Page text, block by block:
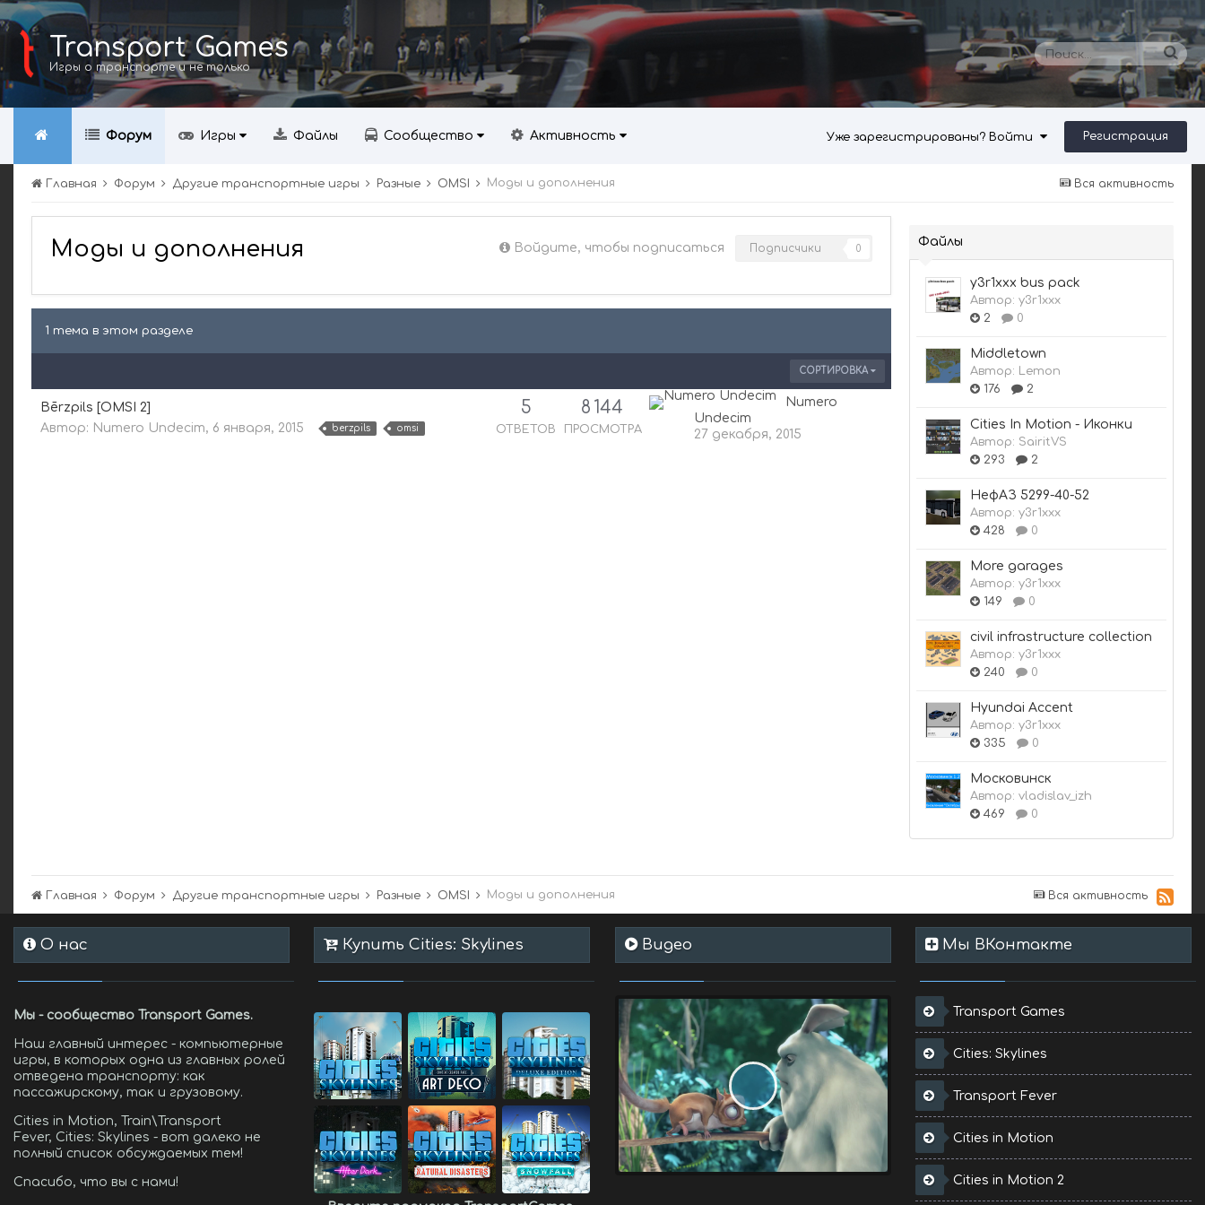
Transport Games
Игры о транспорте и не только
Уже зарегистрированы? Войти Регистрация
Форум Игры Файлы Сообщество Активность
Вся активность
Главная Форум Другие транспортные игры Разные OMSI Моды и дополнения
Моды и дополнения Войдите, чтобы подписаться Подписчики 0
1 тема в этом разделе
СОРТИРОВКА
Bērzpils [OMSI 2]
Автор: Numero Undecim, 6 января, 2015 berzpils omsi
5
ОТВЕТОВ
8 144
ПРОСМОТРА
Numero
Undecim
27 декабря, 2015
Файлы
y3r1xxx bus pack
Автор: y3r1xxx
2
0
Middletown
Автор: Lemon
176
2
Cities In Motion - Иконки
Автор: SairitVS
293
2
НефАЗ 5299-40-52
Автор: y3r1xxx
428
0
More garages
Автор: y3r1xxx
149
0
civil infrastructure collection
Автор: y3r1xxx
240
0
Hyundai Accent
Автор: y3r1xxx
335
0
Московинск
Автор: vladislav_izh
469
0
Вся активность
Главная Форум Другие транспортные игры Разные OMSI Моды и дополнения
О нас
Мы - сообщество Transport Games.
Наш главный интерес - компьютерные
игры, в которых одна из главных ролей
отведена транспорту: как
пассажирскому, так и грузовому.
Cities in Motion, Train\Transport
Fever, Cities: Skylines - вот далеко не
полный список обсуждаемых тем!
Спасибо, что вы с нами!
Купить Cities: Skylines Видео Мы ВКонтакте
Transport Games
Cities: Skylines
Transport Fever
Cities in Motion
Cities in Motion 2